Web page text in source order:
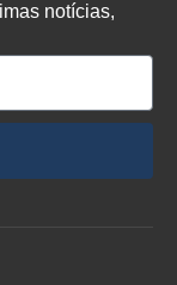
notícias,